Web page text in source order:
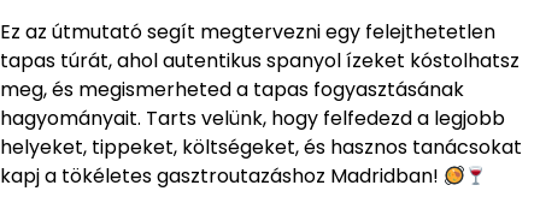
Ez az útmutató segít megtervezni egy felejthetetlen
tapas túrát, ahol autentikus spanyol ízeket kóstolhatsz
meg, és megismerheted a tapas fogyasztásának
hagyományait. Tarts velünk, hogy felfedezd a legjobb
helyeket, tippeket, költségeket, és hasznos tanácsokat
kapj a tökéletes gasztroutazáshoz Madridban!